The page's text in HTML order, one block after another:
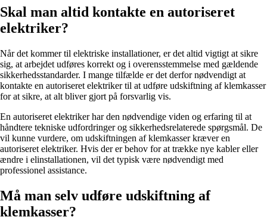
Skal man altid kontakte en autoriseret
elektriker?
Når det kommer til elektriske installationer, er det altid vigtigt at sikre
sig, at arbejdet udføres korrekt og i overensstemmelse med gældende
sikkerhedsstandarder. I mange tilfælde er det derfor nødvendigt at
kontakte en autoriseret elektriker til at udføre udskiftning af klemkasser
for at sikre, at alt bliver gjort på forsvarlig vis.
En autoriseret elektriker har den nødvendige viden og erfaring til at
håndtere tekniske udfordringer og sikkerhedsrelaterede spørgsmål. De
vil kunne vurdere, om udskiftningen af klemkasser kræver en
autoriseret elektriker. Hvis der er behov for at trække nye kabler eller
ændre i elinstallationen, vil det typisk være nødvendigt med
professionel assistance.
Må man selv udføre udskiftning af
klemkasser?